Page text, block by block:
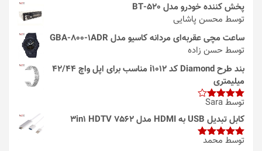
پخش کننده خودرو مدل 520-BT
توسط محسن پاشایی
ساعت مچی عقربه‌ای مردانه کاسیو مدل GBA-800-1ADR
توسط حسن زاده
بند طرح Diamond کد i1012 مناسب برای اپل واچ 42/44
میلیمتری
امتیاز4
از 5
توسط Sara
کابل تبدیل USB به HDMI مدل 3in1 HDTV 7562
امتیاز5از
توسط محمد